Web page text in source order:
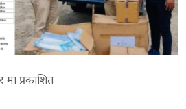
मा प्रकाशित